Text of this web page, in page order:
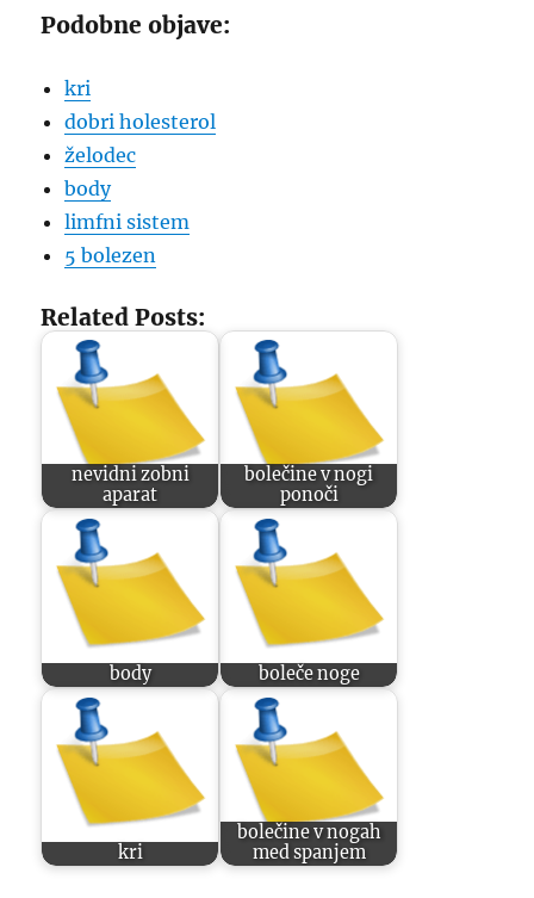
Podobne objave:
kri
dobri holesterol
želodec
body
limfni sistem
5 bolezen
Related Posts:
nevidni zobni
aparat
bolečine v nogi
ponoči
body boleče noge
kri
bolečine v nogah
med spanjem